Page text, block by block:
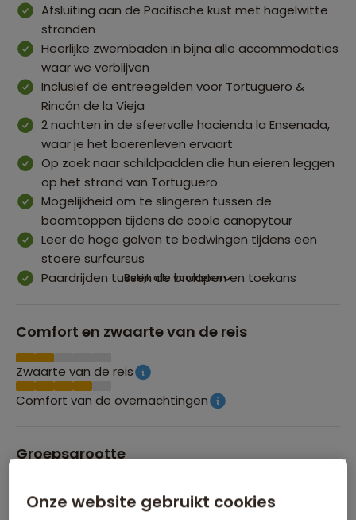
Afsluiting aan de Pacifische kust met hagelwitte
stranden
Heerlijke zwembaden in bijna alle accommodaties
waar we verblijven
Inclusief de entreegelden voor Tortuguero &
Rincón de la Vieja
2 nachten in de sfeervolle hacienda la Ensenada,
waar je het boerenleven ervaart
Op zoek naar schildpadden die hun eieren leggen
op het strand van Tortuguero
Mogelijkheid om te slingeren tussen de
boomtoppen tijdens de coole canopytour
Leer de hoge golven te bedwingen tijdens een
stoere surfcursus
Paardrijden tussen de brulapen en toekans
Bekijk alle voordelen
Comfort en zwaarte van de reis
Zwaarte van de reis
Comfort van de overnachtingen
Groepsgrootte
Onze website gebruikt cookies